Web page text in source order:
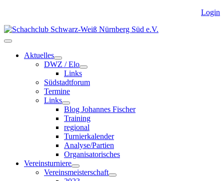
Login
Aktuelles
DWZ / Elo
Links
Südstadtforum
Termine
Links
Blog Johannes Fischer
Training
regional
Turnierkalender
Analyse/Partien
Organisatorisches
Vereinsturniere
Vereinsmeisterschaft